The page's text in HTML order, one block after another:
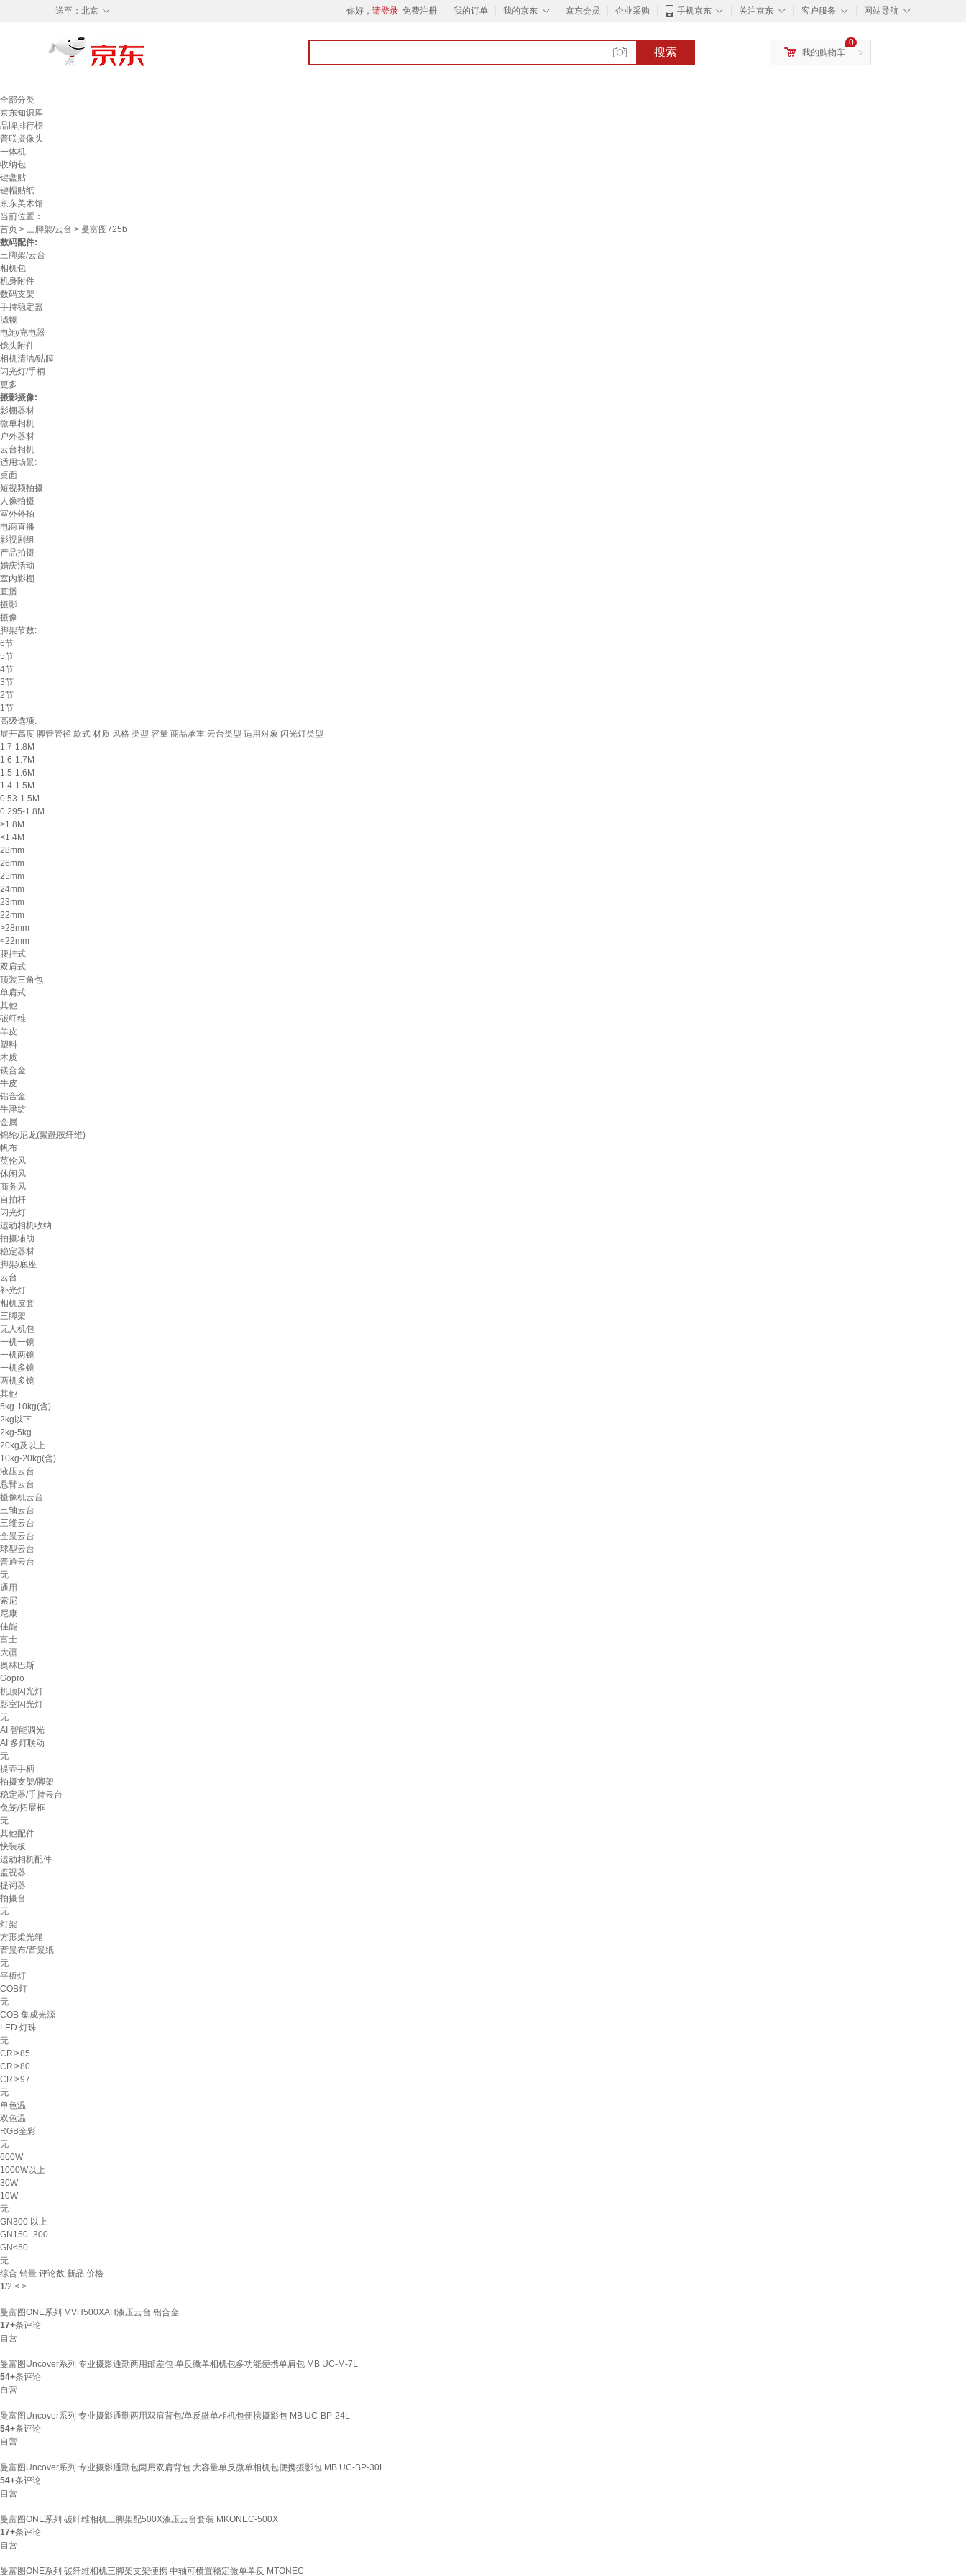
◇
送至： 北京 你好， 请登录 免费注册 我的订单 ◇
我的京东 京东会员 企业采购 ◇
手机京东 ◇
关注京东 ◇
客户服务 ◇
网站导航
搜索 >
0
我的购物车
全部分类
京东知识库
品牌排行榜
普联摄像头
一体机
收纳包
键盘贴
键帽贴纸
京东美术馆
当前位置：
首页 > 三脚架/云台 > 曼富图725b
数码配件:
三脚架/云台
相机包
机身附件
数码支架
手持稳定器
滤镜
电池/充电器
镜头附件
相机清洁/贴膜
闪光灯/手柄
更多
摄影摄像:
影棚器材
微单相机
户外器材
云台相机
适用场景:
桌面
短视频拍摄
人像拍摄
室外外拍
电商直播
影视剧组
产品拍摄
婚庆活动
室内影棚
直播
摄影
摄像
脚架节数:
6节
5节
4节
3节
2节
1节
高级选项:
展开高度 脚管管径 款式 材质 风格 类型 容量 商品承重 云台类型 适用对象 闪光灯类型
1.7-1.8M
1.6-1.7M
1.5-1.6M
1.4-1.5M
0.53-1.5M
0.295-1.8M
>1.8M
<1.4M
28mm
26mm
25mm
24mm
23mm
22mm
>28mm
<22mm
腰挂式
双肩式
顶装三角包
单肩式
其他
碳纤维
羊皮
塑料
木质
镁合金
牛皮
铝合金
牛津纺
金属
锦纶/尼龙(聚酰胺纤维)
帆布
英伦风
休闲风
商务风
自拍杆
闪光灯
运动相机收纳
拍摄辅助
稳定器材
脚架/底座
云台
补光灯
相机皮套
三脚架
无人机包
一机一镜
一机两镜
一机多镜
两机多镜
其他
5kg-10kg(含)
2kg以下
2kg-5kg
20kg及以上
10kg-20kg(含)
液压云台
悬臂云台
摄像机云台
三轴云台
三维云台
全景云台
球型云台
普通云台
无
通用
索尼
尼康
佳能
富士
大疆
奥林巴斯
Gopro
机顶闪光灯
影室闪光灯
无
AI 智能调光
AI 多灯联动
无
提壶手柄
拍摄支架/脚架
稳定器/手持云台
兔笼/拓展框
无
其他配件
快装板
运动相机配件
监视器
提词器
拍摄台
无
灯架
方形柔光箱
背景布/背景纸
无
平板灯
COB灯
无
COB 集成光源
LED 灯珠
无
CRI≥85
CRI≥80
CRI≥97
无
单色温
双色温
RGB全彩
无
600W
1000W以上
30W
10W
无
GN300 以上
GN150–300
GN≤50
无
综合 销量 评论数 新品 价格
1/2 < >
曼富图ONE系列 MVH500XAH液压云台 铝合金
17+条评论
自营
曼富图Uncover系列 专业摄影通勤两用邮差包 单反微单相机包多功能便携单肩包 MB UC-M-7L
54+条评论
自营
曼富图Uncover系列 专业摄影通勤两用双肩背包/单反微单相机包便携摄影包 MB UC-BP-24L
54+条评论
自营
曼富图Uncover系列 专业摄影通勤包两用双肩背包 大容量单反微单相机包便携摄影包 MB UC-BP-30L
54+条评论
自营
曼富图ONE系列 碳纤维相机三脚架配500X液压云台套装 MKONEC-500X
17+条评论
自营
曼富图ONE系列 碳纤维相机三脚架支架便携 中轴可横置稳定微单单反 MTONEC